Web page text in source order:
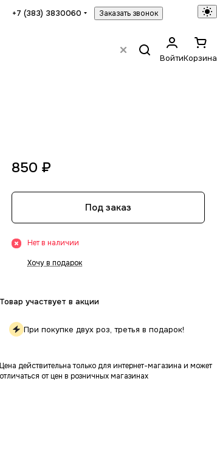
+7 (383) 3830060 Заказать звонок
ВойтиКорзина
850 ₽
Под заказ
Нет в наличии
Хочу в подарок
Товар участвует в акции
При покупке двух роз, третья в подарок!
Цена действительна только для интернет-магазина и может
отличаться от цен в розничных магазинах